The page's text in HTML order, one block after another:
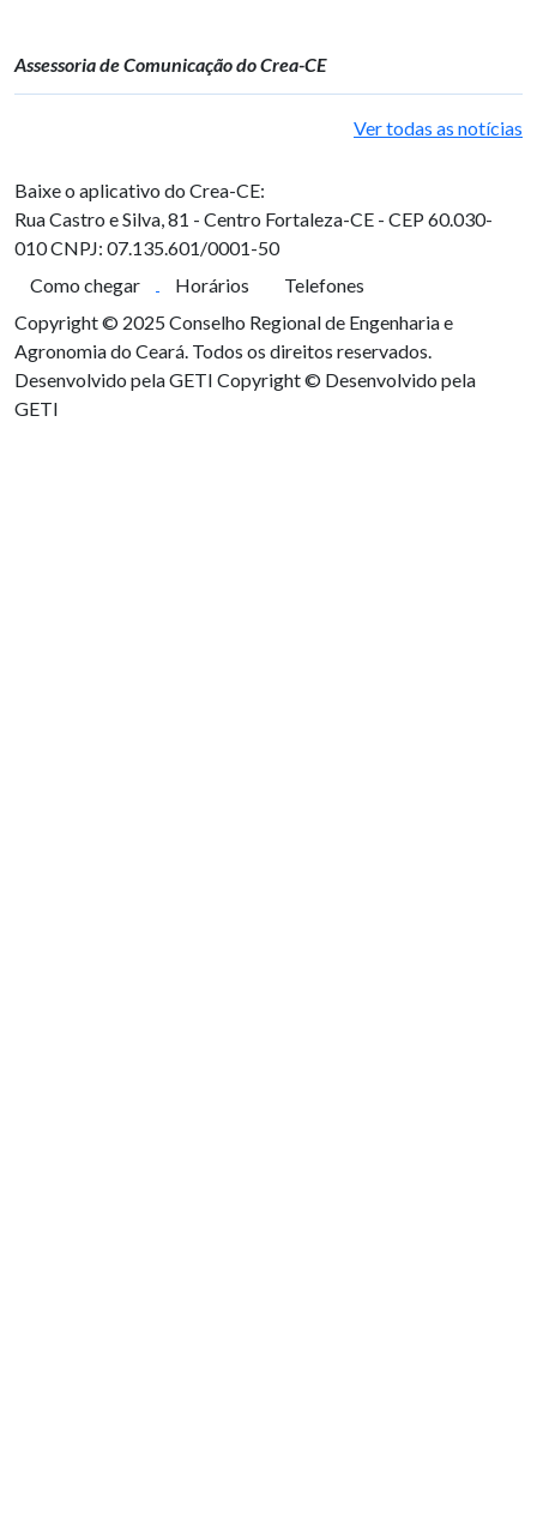
Assessoria de Comunicação do Crea-CE
Ver todas as notícias
Baixe o aplicativo do Crea-CE:
Rua Castro e Silva, 81 - Centro Fortaleza-CE - CEP 60.030-
010CNPJ: 07.135.601/0001-50
Como chegar
Horários
Telefones
Copyright © 2025 Conselho Regional de Engenharia e
Agronomia do Ceará. Todos os direitos reservados.
Desenvolvido pela GETI Copyright © Desenvolvido pela
GETI